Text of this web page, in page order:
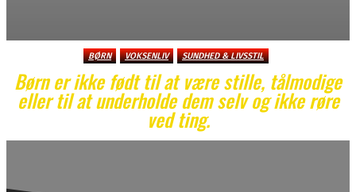
BØRN VOKSENLIV SUNDHED & LIVSSTIL
Børn er ikke født til at være stille, tålmodige
eller til at underholde dem selv og ikke røre
ved ting.